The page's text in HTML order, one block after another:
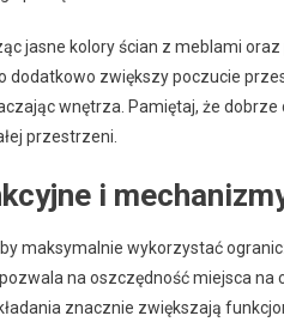
jasne kolory ścian z meblami
dodatkowo zwiększy poczucie
wnętrza. Pamiętaj, że
przestrzeni.
i
maksymalnie wykorzystać
na oszczędność miejsca na
znacznie zwiększają